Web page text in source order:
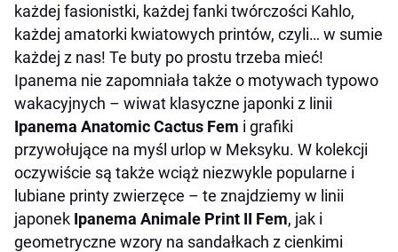
każdej fasionistki, każdej fanki twórczości Kahlo,
każdej amatorki kwiatowych printów, czyli… w sumie
każdej z nas! Te buty po prostu trzeba mieć!
Ipanema nie zapomniała także o motywach typowo
wakacyjnych – wiwat klasyczne japonki z linii
Ipanema Anatomic Cactus Fem i grafiki
przywołujące na myśl urlop w Meksyku. W kolekcji
oczywiście są także wciąż niezwykle popularne i
lubiane printy zwierzęce – te znajdziemy w linii
japonek Ipanema Animale Print II Fem, jak i
geometryczne wzory na sandałkach z cienkimi